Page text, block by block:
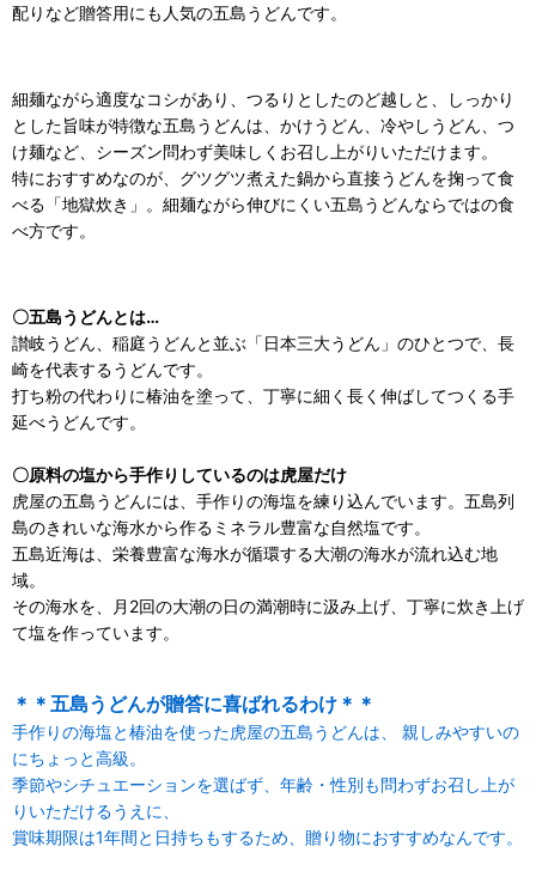
配りなど贈答用にも人気の五島うどんです。
細麺ながら適度なコシがあり、つるりとしたのど越しと、しっかり
とした旨味が特徴な五島うどんは、かけうどん、冷やしうどん、つ
け麺など、シーズン問わず美味しくお召し上がりいただけます。
特におすすめなのが、グツグツ煮えた鍋から直接うどんを掬って食
べる「地獄炊き」。細麺ながら伸びにくい五島うどんならではの食
べ方です。
〇五島うどんとは…
讃岐うどん、稲庭うどんと並ぶ「日本三大うどん」のひとつで、長
崎を代表するうどんです。
打ち粉の代わりに椿油を塗って、丁寧に細く長く伸ばしてつくる手
延べうどんです。
〇原料の塩から手作りしているのは虎屋だけ
虎屋の五島うどんには、手作りの海塩を練り込んでいます。五島列
島のきれいな海水から作るミネラル豊富な自然塩です。
五島近海は、栄養豊富な海水が循環する大潮の海水が流れ込む地
域。
その海水を、月2回の大潮の日の満潮時に汲み上げ、丁寧に炊き上げ
て塩を作っています。
＊＊五島うどんが贈答に喜ばれるわけ＊＊
手作りの海塩と椿油を使った虎屋の五島うどんは、 親しみやすいの
にちょっと高級。
季節やシチュエーションを選ばず、年齢・性別も問わずお召し上が
りいただけるうえに、
賞味期限は1年間と日持ちもするため、贈り物におすすめなんです。